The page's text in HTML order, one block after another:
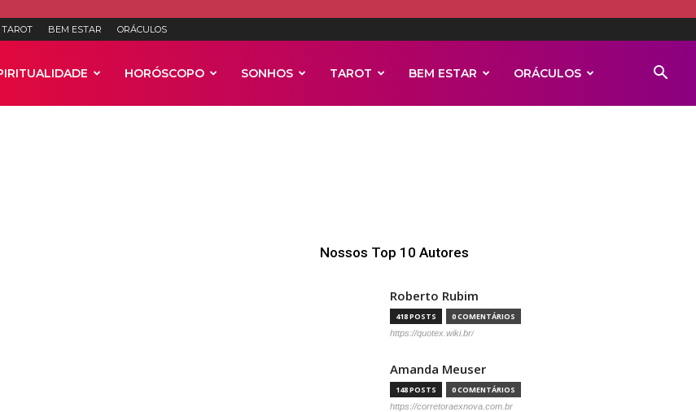
TAROT BEM ESTAR ORÁCULOS
HORÓSCOPO SONHOS TAROT BEM ESTAR ORÁCULOS
Nossos Top 10 Autores
Roberto Rubim
418 POSTS 0 COMENTÁRIOS
https://quotex.wiki.br/
Amanda Meuser
148 POSTS 0 COMENTÁRIOS
https://corretoraexnova.com.br